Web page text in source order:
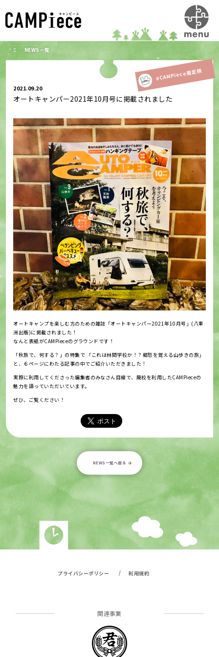
NEWS一覧
#CAMPiece南足柄
2021.09.20
オートキャンパー2021年10月号に掲載されました
オートキャンプを楽しむ方のための雑誌「オートキャンパー2021年10月号」(八重
洲出版)に掲載されました！
なんと表紙がCAMPieceのグラウンドです！
「秋旅で、何する？」の特集で 「これは林間学校か！？郷愁を覚える山歩きの旅」
と、６ページにわたる記事の中でご紹介いただきました！
実際に利用してくださった編集者のみなさん目線で、廃校を利用したCAMPieceの
魅力を語っていただいています。
ぜひ、ご覧ください！
NEWS一覧へ戻る
プライバシーポリシー / 利用規約
関連事業